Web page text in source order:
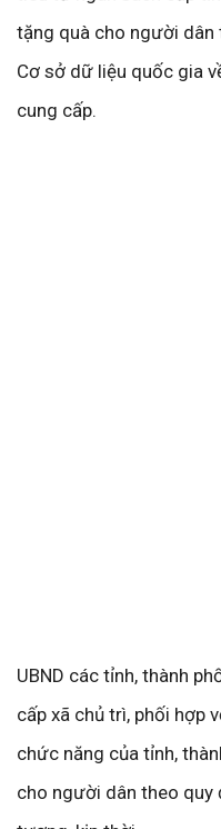
tặng quà cho người
Cơ sở dữ liệu quốc gia
cung cấp.
UBND các tỉnh, thành
cấp xã chủ trì, phối hợp
chức năng của tỉnh,
cho người dân theo quy